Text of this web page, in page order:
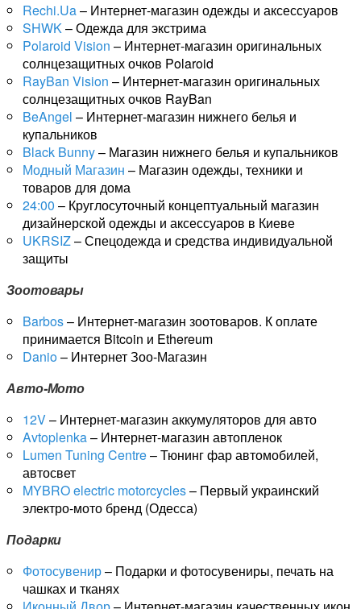
Rechi.Ua– Интернет-магазин одежды и аксессуаров
SHWK– Одежда для экстрима
Polaroid Vision – Интернет-магазин оригинальных
солнцезащитных очков Polaroid
RayBan Vision – Интернет-магазин оригинальных
солнцезащитных очков RayBan
BeAngel – Интернет-магазин нижнего белья и
купальников
Black Bunny– Магазин нижнего белья и купальников
Модный Магазин – Магазин одежды, техники и
товаров для дома
24:00 – Круглосуточный концептуальный магазин
дизайнерской одежды и аксессуаров в Киеве
UKRSIZ– Спецодежда и средства индивидуальной
защиты
Зоотовары
Barbos– Интернет-магазин зоотоваров. К оплате
принимается Bitcoin и Ethereum
Danio– Интернет Зоо-Магазин
Авто-Мото
12V– Интернет-магазин аккумуляторов для авто
Avtoplenka– Интернет-магазин автопленок
Lumen Tuning Centre– Тюнинг фар автомобилей,
автосвет
MYBRO electric motorcycles– Первый украинский
электро-мото бренд (Одесса)
Подарки
Фотосувенир– Подарки и фотосувениры, печать на
чашках и тканях